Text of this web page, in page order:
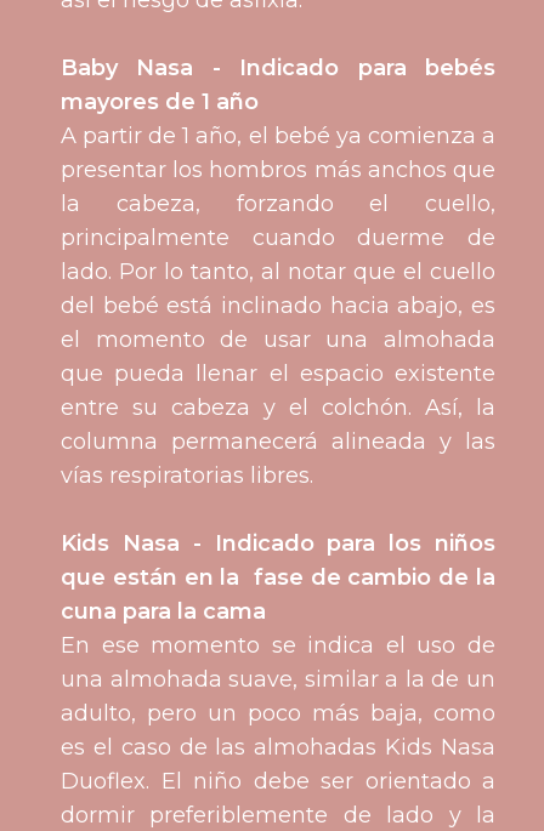
Baby Nasa - Indicado para bebés
mayores de 1 año
A partir de 1 año, el bebé ya comienza a
presentar los hombros más anchos que
la cabeza, forzando el cuello,
principalmente cuando duerme de
lado. Por lo tanto, al notar que el cuello
del bebé está inclinado hacia abajo, es
el momento de usar una almohada
que pueda llenar el espacio existente
entre su cabeza y el colchón. Así, la
columna permanecerá alineada y las
vías respiratorias libres.
Kids Nasa - Indicado para los niños
que están en la fase de cambio de la
cuna para la cama
En ese momento se indica el uso de
una almohada suave, similar a la de un
adulto, pero un poco más baja, como
es el caso de las almohadas Kids Nasa
Duoflex. El niño debe ser orientado a
dormir preferiblemente de lado y la